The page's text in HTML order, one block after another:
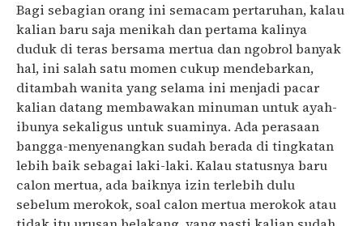
Bagi sebagian orang ini semacam pertaruhan, kalau
kalian baru saja menikah dan pertama kalinya
duduk di teras bersama mertua dan ngobrol banyak
hal, ini salah satu momen cukup mendebarkan,
ditambah wanita yang selama ini menjadi pacar
kalian datang membawakan minuman untuk ayah-
ibunya sekaligus untuk suaminya. Ada perasaan
bangga-menyenangkan sudah berada di tingkatan
lebih baik sebagai laki-laki. Kalau statusnya baru
calon mertua, ada baiknya izin terlebih dulu
sebelum merokok, soal calon mertua merokok atau